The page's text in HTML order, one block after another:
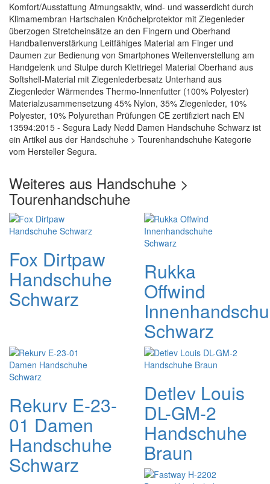
Komfort/Ausstattung Atmungsaktiv, wind- und wasserdicht durch
Klimamembran Hartschalen Knöchelprotektor mit Ziegenleder
überzogen Stretcheinsätze an den Fingern und Oberhand
Handballenverstärkung Leitfähiges Material am Finger und
Daumen zur Bedienung von Smartphones Weitenverstellung am
Handgelenk und Stulpe durch Klettriegel Material Oberhand aus
Softshell-Material mit Ziegenlederbesatz Unterhand aus
Ziegenleder Wärmendes Thermo-Innenfutter (100% Polyester)
Materialzusammensetzung 45% Nylon, 35% Ziegenleder, 10%
Polyester, 10% Polyurethan Prüfungen CE zertifiziert nach EN
13594:2015 - Segura Lady Nedd Damen Handschuhe Schwarz ist
ein Artikel aus der Handschuhe > Tourenhandschuhe Kategorie
vom Hersteller Segura.
Weiteres aus Handschuhe >
Tourenhandschuhe
Fox Dirtpaw
Handschuhe
Schwarz
Rukka
Offwind
Schwarz
Rekurv E-23-
01 Damen
Handschuhe
Schwarz
Detlev Louis
DL-GM-2
Handschuhe
Braun